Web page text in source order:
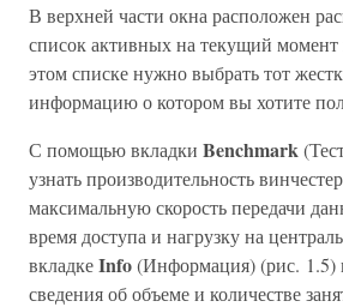
В верхней части окна расположен
список активных на текущий момент
этом списке нужно выбрать тот
информацию о котором вы хотите
С помощью вкладки Benchmark
узнать производительность
максимальную скорость передачи
время доступа и нагрузку на
вкладкеInfo(Информация) (рис. 1.5)
сведения об объеме и количестве